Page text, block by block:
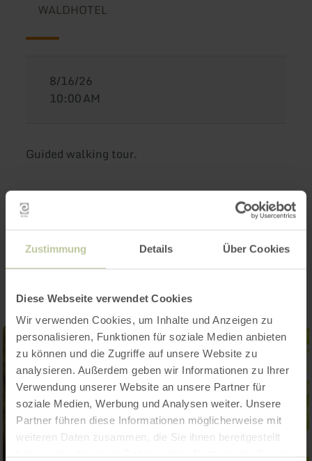
Zustimmung Details Über Cookies
Diese Webseite verwendet Cookies
Wir verwenden Cookies, um Inhalte und Anzeigen zu
personalisieren, Funktionen für soziale Medien anbieten
zu können und die Zugriffe auf unsere Website zu
analysieren. Außerdem geben wir Informationen zu Ihrer
Verwendung unserer Website an unsere Partner für
soziale Medien, Werbung und Analysen weiter. Unsere
Partner führen diese Informationen möglicherweise mit
weiteren Daten zusammen, die Sie ihnen bereitgestellt
WALDHOTEL
8/16/26
10:00 AM
Guided walking tour.
Guided walking tour.
Impressions